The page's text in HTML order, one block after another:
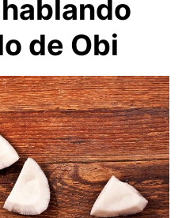
de Obi